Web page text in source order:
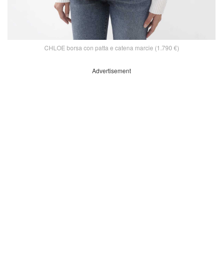
CHLOE borsa con patta e catena marcie (1.790 €)
Advertisement